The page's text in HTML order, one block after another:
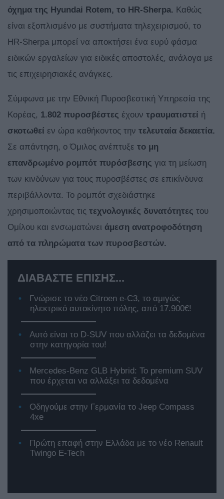
όχημα της Hyundai Rotem, το HR-Sherpa. Καθώς
είναι εξοπλισμένο με συστήματα τηλεχειρισμού, το
HR-Sherpa μπορεί να αποκτήσει ένα ευρύ φάσμα
ειδικών εργαλείων για ειδικές αποστολές, ανάλογα με
τις επιχειρησιακές ανάγκες.
Σύμφωνα με την Εθνική Πυροσβεστική Υπηρεσία της
Κορέας, 1.802 πυροσβέστες έχουν τραυματιστεί ή
σκοτωθεί εν ώρα καθήκοντος την τελευταία δεκαετία.
Σε απάντηση, ο Όμιλος ανέπτυξε το μη
επανδρωμένο ρομπότ πυρόσβεσης για τη μείωση
των κινδύνων για τους πυροσβέστες σε επικίνδυνα
περιβάλλοντα. Το ρομπότ σχεδιάστηκε
χρησιμοποιώντας τις τεχνολογικές δυνατότητες του
Ομίλου και ενσωματώνει άμεση ανατροφοδότηση
από τα πληρώματα των πυροσβεστών.
ΔΙΑΒΑΣΤΕ ΕΠΙΣΗΣ...
Γνώρισε το νέο Citroen e-C3, το αμιγώς
ηλεκτρικό αυτοκίνητο πόλης, από 17.900€!
Αυτό είναι το D-SUV που αλλάζει τα δεδομένα
στην κατηγορία του!
Mercedes-Benz GLB Hybrid: Το premium SUV
που έρχεται να αλλάξει τα δεδομένα
Οδηγούμε στην Γερμανία το Jeep Compass
4xe
Πρώτη επαφή στην Ελλάδα με το νέο Renault
Twingo E-Tech